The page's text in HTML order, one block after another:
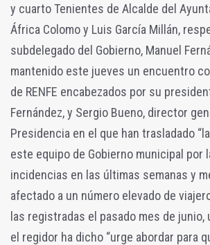
y cuarto Tenientes de Alcalde del
África Colomo y Luis García Millán,
subdelegado del Gobierno, Manuel
mantenido este jueves un encuentro
de RENFE encabezados por su
Fernández, y Sergio Bueno, director
Presidencia en el que han trasladado
este equipo de Gobierno municipal por
incidencias en las últimas semanas y
afectado a un número elevado de
las registradas el pasado mes de junio,
el regidor ha dicho “urge abordar para